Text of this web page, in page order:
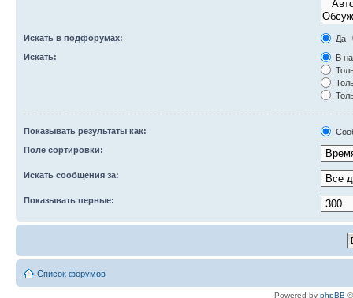
Искать в подфорумах:
Да
Искать:
В
Показывать результаты как:
Поле сортировки:
Искать сообщения за:
Показывать первые:
Список форумов
Powered by phpBB